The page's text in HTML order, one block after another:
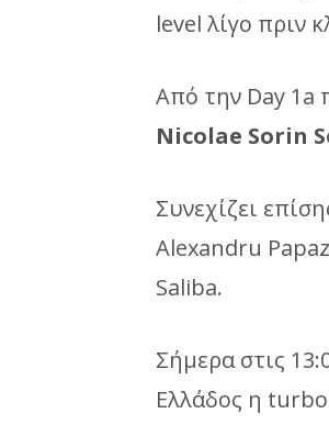
level λίγο πριν
Από την Day 1a
Nicolae Sorin
Συνεχίζει
Alexandru
Saliba.
Σήμερα στις
Ελλάδος η turbo